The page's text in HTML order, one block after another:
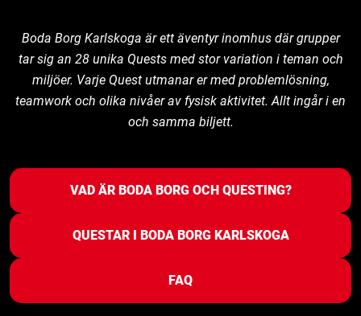
Boda Borg Karlskoga är ett äventyr inomhus där grupper
tar sig an 28 unika Quests med stor variation i teman och
miljöer. Varje Quest utmanar er med problemlösning,
teamwork och olika nivåer av fysisk aktivitet. Allt ingår i en
och samma biljett.
VAD ÄR BODA BORG OCH QUESTING?
QUESTAR I BODA BORG KARLSKOGA
FAQ